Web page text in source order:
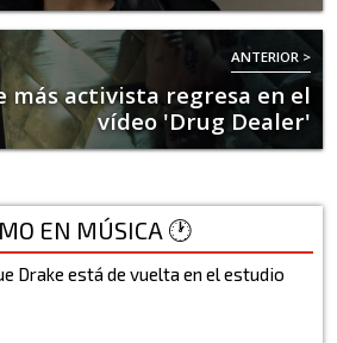
ANTERIOR >
más activista regresa en el
vídeo 'Drug Dealer'
EN MÚSICA 🕐
Drake está de vuelta en el estudio